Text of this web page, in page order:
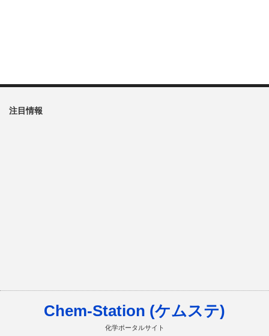
注目情報
Chem-Station (ケムステ)
化学ポータルサイト